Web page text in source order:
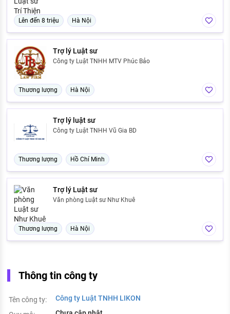
Lên đến 8 triệu Hà Nội
Trợ lý Luật sư
Công ty Luật TNHH MTV Phúc Bảo
Thương lượng Hà Nội
Trợ lý luật sư
Công ty Luật TNHH Vũ Gia BD
Thương lượng Hồ Chí Minh
Trợ lý Luật sư
Văn phòng Luật sư Như Khuê
Thương lượng Hà Nội
Thông tin công ty
Tên công ty:
Công ty Luật TNHH LIKON